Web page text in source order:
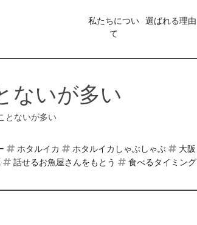
選ばれる理由
私たちについ
て
ないが多い
とないが多い
ホタルイカ ホタルイカしゃぶしゃぶ 大阪
話せるお魚屋さんをもとう 食べるタイミング